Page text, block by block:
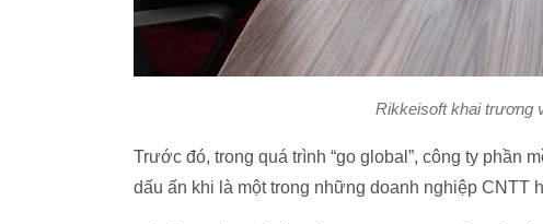
Rikkeisoft khai trương
Trước đó, trong quá trình “go global”, công ty phần
dấu ấn khi là một trong những doanh nghiệp CNTT